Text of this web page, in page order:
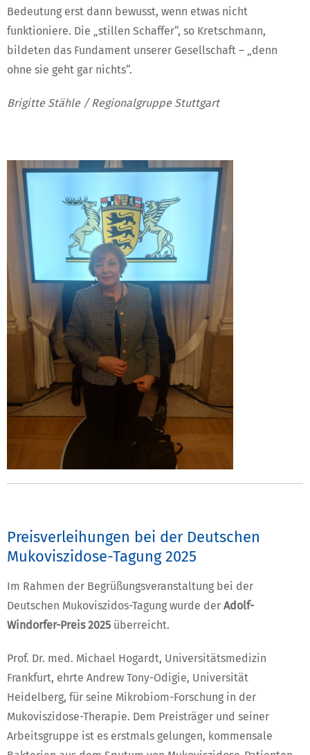
Bedeutung erst dann bewusst, wenn etwas nicht
funktioniere. Die „stillen Schaffer“, so Kretschmann,
bildeten das Fundament unserer Gesellschaft – „denn
ohne sie geht gar nichts“.
Brigitte Stähle / Regionalgruppe Stuttgart
Preisverleihungen bei der Deutschen
Mukoviszidose-Tagung 2025
Im Rahmen der Begrüßungsveranstaltung bei der
Deutschen Mukoviszidos-Tagung wurde der Adolf-
Windorfer-Preis 2025 überreicht.
Prof. Dr. med. Michael Hogardt, Universitätsmedizin
Frankfurt, ehrte Andrew Tony-Odigie, Universität
Heidelberg, für seine Mikrobiom-Forschung in der
Mukoviszidose-Therapie. Dem Preisträger und seiner
Arbeitsgruppe ist es erstmals gelungen, kommensale